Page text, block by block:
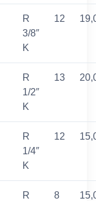
R
3/8″
K
12
R
1/2″
K
13
R
1/4″
K
12
R
8